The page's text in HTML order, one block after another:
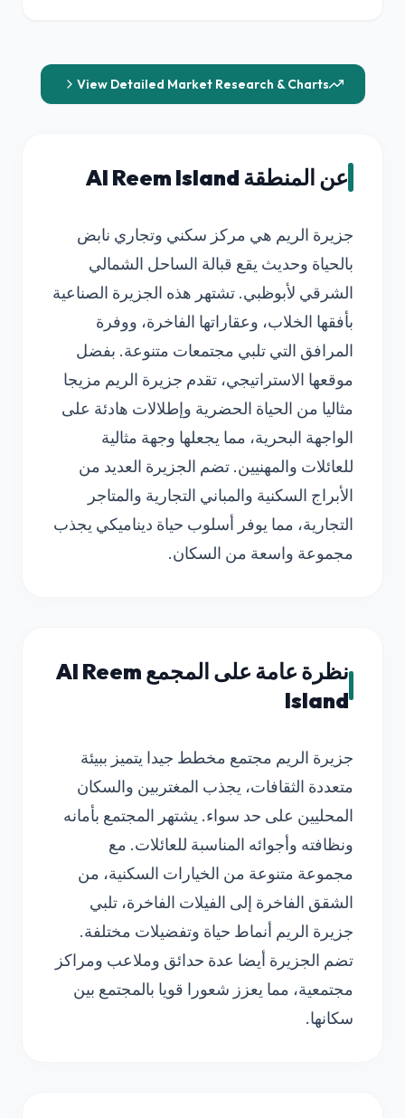
View Detailed Market Research & Charts
عن المنطقة Al Reem Island
جزيرة الريم هي مركز سكني وتجاري نابض
بالحياة وحديث يقع قبالة الساحل الشمالي
الشرقي لأبوظبي. تشتهر هذه الجزيرة الصناعية
بأفقها الخلاب، وعقاراتها الفاخرة، ووفرة
المرافق التي تلبي مجتمعات متنوعة. بفضل
موقعها الاستراتيجي، تقدم جزيرة الريم مزيجا
مثاليا من الحياة الحضرية وإطلالات هادئة على
الواجهة البحرية، مما يجعلها وجهة مثالية
للعائلات والمهنيين. تضم الجزيرة العديد من
الأبراج السكنية والمباني التجارية والمتاجر
التجارية، مما يوفر أسلوب حياة ديناميكي يجذب
مجموعة واسعة من السكان.
نظرة عامة على المجمع Al Reem
Island
جزيرة الريم مجتمع مخطط جيدا يتميز ببيئة
متعددة الثقافات، يجذب المغتربين والسكان
المحليين على حد سواء. يشتهر المجتمع بأمانه
ونظافته وأجوائه المناسبة للعائلات. مع
مجموعة متنوعة من الخيارات السكنية، من
الشقق الفاخرة إلى الفيلات الفاخرة، تلبي
جزيرة الريم أنماط حياة وتفضيلات مختلفة.
تضم الجزيرة أيضا عدة حدائق وملاعب ومراكز
مجتمعية، مما يعزز شعورا قويا بالمجتمع بين
سكانها.